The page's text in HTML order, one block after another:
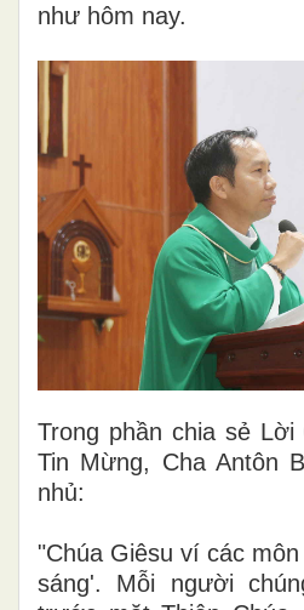
như hôm nay.
Trong phần chia sẻ
Tin Mừng, Cha Antôn
nhủ:
"Chúa Giêsu ví các
sáng'. Mỗi người